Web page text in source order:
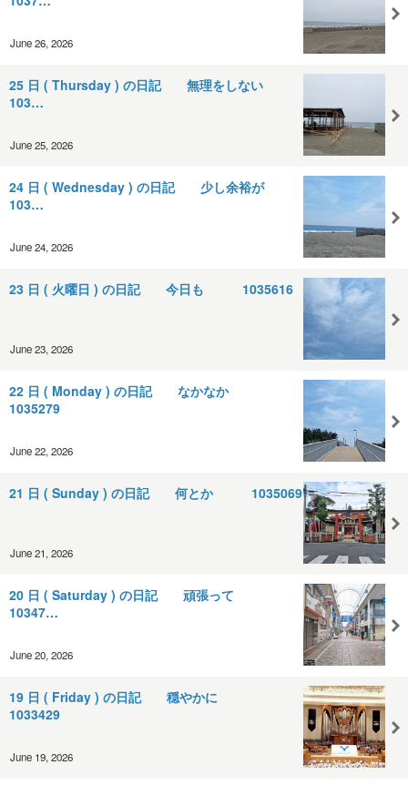
June 26, 2026
25 日 ( Thursday ) の日記 無理をしない
103…
June 25, 2026
24 日 ( Wednesday ) の日記 少し余裕が
103…
June 24, 2026
23 日 ( 火曜日 ) の日記 今日も 1035616
June 23, 2026
22 日 ( Monday ) の日記 なかなか
1035279
June 22, 2026
21 日 ( Sunday ) の日記 何とか 1035069
June 21, 2026
20 日 ( Saturday ) の日記 頑張って
10347…
June 20, 2026
19 日 ( Friday ) の日記 穏やかに
1033429
June 19, 2026